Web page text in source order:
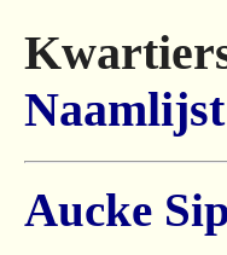
Naamlijst
Aucke